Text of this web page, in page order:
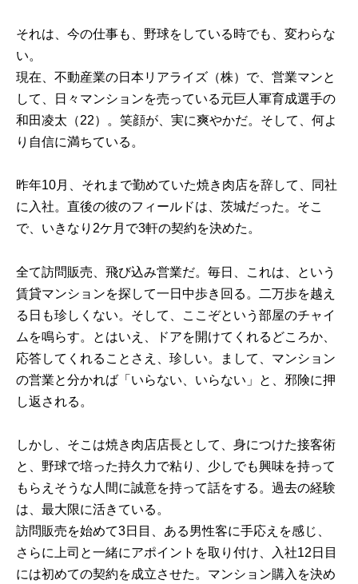
それは、今の仕事も、野球をしている時でも、変わらな
い。
現在、不動産業の日本リアライズ（株）で、営業マンと
して、日々マンションを売っている元巨人軍育成選手の
和田凌太（22）。笑顔が、実に爽やかだ。そして、何よ
り自信に満ちている。
昨年10月、それまで勤めていた焼き肉店を辞して、同社
に入社。直後の彼のフィールドは、茨城だった。そこ
で、いきなり2ケ月で3軒の契約を決めた。
全て訪問販売、飛び込み営業だ。毎日、これは、という
賃貸マンションを探して一日中歩き回る。二万歩を越え
る日も珍しくない。そして、ここぞという部屋のチャイ
ムを鳴らす。とはいえ、ドアを開けてくれるどころか、
応答してくれることさえ、珍しい。まして、マンション
の営業と分かれば「いらない、いらない」と、邪険に押
し返される。
しかし、そこは焼き肉店店長として、身につけた接客術
と、野球で培った持久力で粘り、少しでも興味を持って
もらえそうな人間に誠意を持って話をする。過去の経験
は、最大限に活きている。
訪問販売を始めて3日目、ある男性客に手応えを感じ、
さらに上司と一緒にアポイントを取り付け、入社12日目
には初めての契約を成立させた。マンション購入を決め